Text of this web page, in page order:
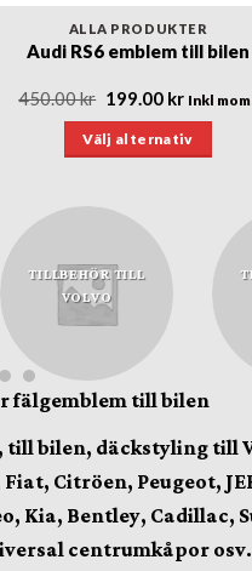
ALLA PRODUKTER
Audi RS6 emblem till bilen
450.00kr Det
priset
var:
450.00 kr.
199.00 krDet
priset
är:
199.00
Inkl
Välj alternativ
produkten
har
flera
varianter.
De
olika
alternativen
väljas
på
produktsidan
TILLBEHÖR TILL
VOLVO
fälgemblem till bilen
till bilen, däckstyling till
Citröen, Peugeot,
Bentley, Cadillac,
centrumkåpor osv.